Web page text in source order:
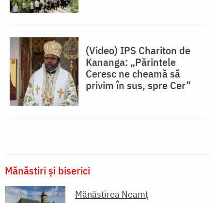
(Video) IPS Chariton de
Kananga: „Părintele
Ceresc ne cheamă să
privim în sus, spre Cer”
Mănăstiri și biserici
Mănăstirea Neamţ